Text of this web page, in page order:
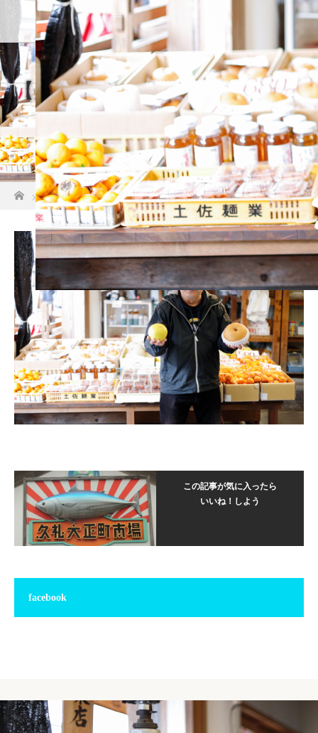
ホーム 店舗紹介 アクセス・
【店舗メイン】_MG_0744-72j
ホーム
【店舗メイン】_MG_0744-72j
この記事が気に入ったら
いいね！しよう
facebook